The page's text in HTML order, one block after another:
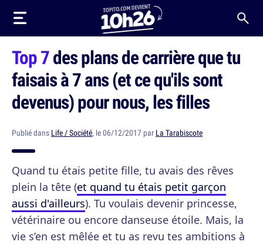
Top 7des plans de carrière que tu
faisais à 7 ans (et ce qu'ils sont
devenus) pour nous, les filles
Publié dans Life / Société, le 06/12/2017 par La Tarabiscote
Quand tu étais petite fille, tu avais des rêves
plein la tête (et quand tu étais petit garçon
aussi d'ailleurs). Tu voulais devenir princesse,
vétérinaire ou encore danseuse étoile. Mais, la
vie s’en est mêlée et tu as revu tes ambitions à